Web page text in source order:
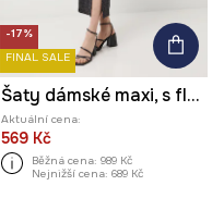
-17%
FINAL SALE
Šaty dámské maxi, s flitry
Aktuální cena:
569 Kč
Běžná cena: 989 Kč
Nejnižší cena: 689 Kč